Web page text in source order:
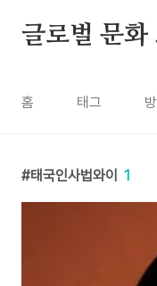
글로벌 문화
홈 태그
태국인사법와이 1